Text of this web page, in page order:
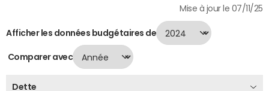
Mise à jour le 07/11/25
Afficher les données budgétaires de
Comparer avec
Dette